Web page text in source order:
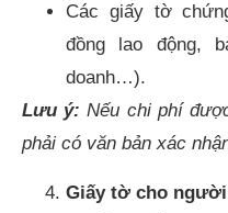
Các giấy tờ
đồng lao động,
doanh…).
Lưu ý: Nếu chi phí
phải có văn bản xác
Giấy tờ cho